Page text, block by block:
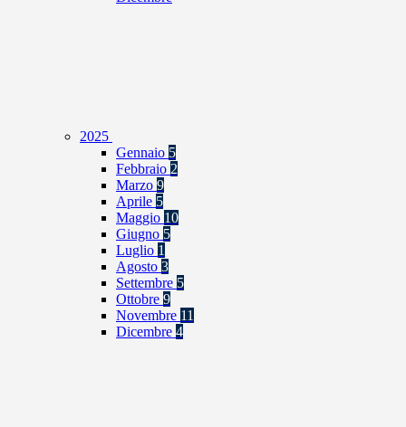
2025
Gennaio 5
Febbraio 2
Marzo 9
Aprile 5
Maggio 10
Giugno 5
Luglio 1
Agosto 3
Settembre 5
Ottobre 9
Novembre 11
Dicembre 4